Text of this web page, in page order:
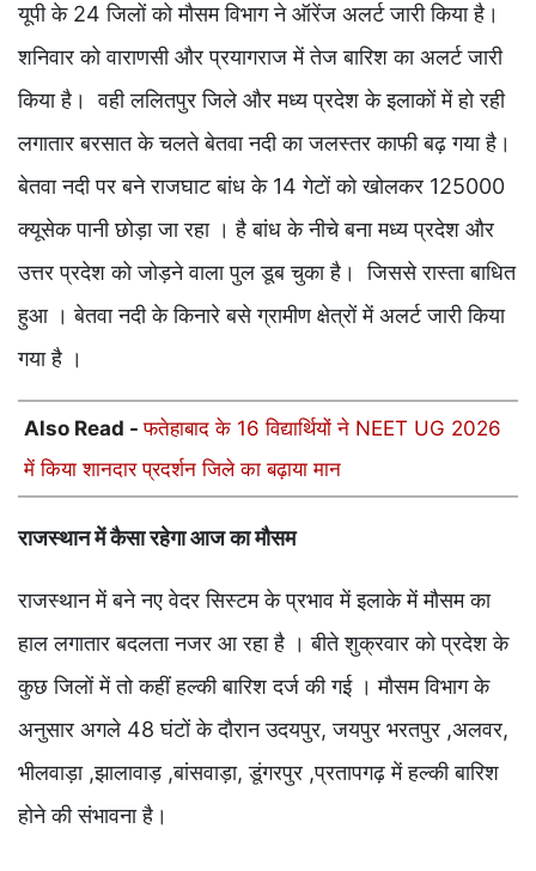
यूपी के 24 जिलों को मौसम विभाग ने ऑरेंज अलर्ट जारी किया है।
शनिवार को वाराणसी और प्रयागराज में तेज बारिश का अलर्ट जारी
किया है। वही ललितपुर जिले और मध्य प्रदेश के इलाकों में हो रही
लगातार बरसात के चलते बेतवा नदी का जलस्तर काफी बढ़ गया है।
बेतवा नदी पर बने राजघाट बांध के 14 गेटों को खोलकर 125000
क्यूसेक पानी छोड़ा जा रहा । है बांध के नीचे बना मध्य प्रदेश और
उत्तर प्रदेश को जोड़ने वाला पुल डूब चुका है। जिससे रास्ता बाधित
हुआ । बेतवा नदी के किनारे बसे ग्रामीण क्षेत्रों में अलर्ट जारी किया
गया है ।
Also Read -फतेहाबाद के 16 विद्यार्थियों ने NEET UG 2026
में किया शानदार प्रदर्शन जिले का बढ़ाया मान
राजस्थान में कैसा रहेगा आज का मौसम
राजस्थान में बने नए वेदर सिस्टम के प्रभाव में इलाके में मौसम का
हाल लगातार बदलता नजर आ रहा है । बीते शुक्रवार को प्रदेश के
कुछ जिलों में तो कहीं हल्की बारिश दर्ज की गई । मौसम विभाग के
अनुसार अगले 48 घंटों के दौरान उदयपुर, जयपुर भरतपुर ,अलवर,
भीलवाड़ा ,झालावाड़ ,बांसवाड़ा, डूंगरपुर ,प्रतापगढ़ में हल्की बारिश
होने की संभावना है।